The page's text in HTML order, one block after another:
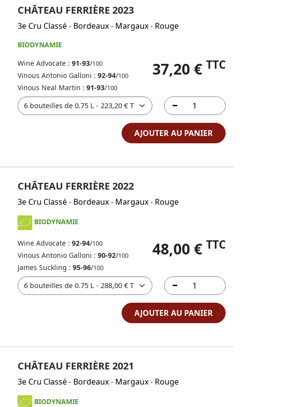
CHÂTEAU FERRIÈRE 2023
3e Cru Classé- Bordeaux- Margaux- Rouge
BIODYNAMIE
Wine Advocate : 91-93/100
Vinous Antonio Galloni : 92-94/100
Vinous Neal Martin : 91-93/100
37,20 € TTC
AJOUTER AU PANIER
CHÂTEAU FERRIÈRE 2022
3e Cru Classé- Bordeaux- Margaux- Rouge
BIODYNAMIE
Wine Advocate : 92-94/100
Vinous Antonio Galloni : 90-92/100
James Suckling : 95-96/100
48,00 € TTC
AJOUTER AU PANIER
CHÂTEAU FERRIÈRE 2021
3e Cru Classé- Bordeaux- Margaux- Rouge
BIODYNAMIE